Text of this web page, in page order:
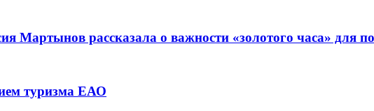
Мартынов рассказала о важности «золотого часа» для
туризма ЕАО